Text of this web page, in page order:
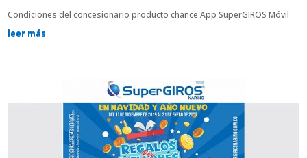
Condiciones del concesionario producto chance App SuperGIROS Móvil
leer más